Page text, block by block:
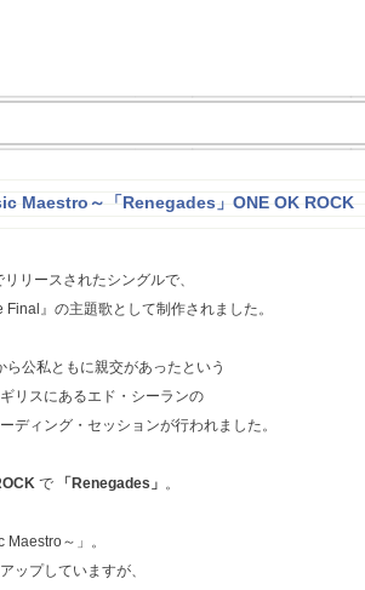
Maestro～「Renegades」ONE OK ROCK
リースされたシングルで、
』の主題歌として制作されました。
公私ともに親交があったという
リスにあるエド・シーランの
ディング・セッションが行われました。
で 「Renegades」 。
～」。
ップしていますが、